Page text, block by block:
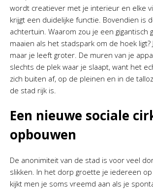
wordt creatiever met je interieur en elke
krijgt een duidelijke functie. Bovendien is
achtertuin. Waarom zou je een gigantisch
maaien als het stadspark om de hoek ligt?
maar je leeft groter. De muren van je
slechts de plek waar je slaapt, want het
zich buiten af, op de pleinen en in de
de stad rijk is.
Een nieuwe sociale
opbouwen
De anonimiteit van de stad is voor veel
slikken. In het dorp groette je iedereen
kijkt men je soms vreemd aan als je